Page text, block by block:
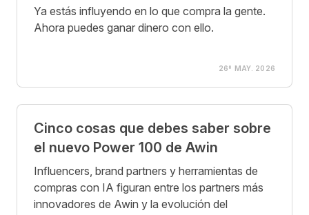
Ya estás influyendo en lo que compra la gente.
Ahora puedes ganar dinero con ello.
26º MAY. 2026
Cinco cosas que debes saber sobre
el nuevo Power 100 de Awin
Influencers, brand partners y herramientas de
compras con IA figuran entre los partners más
innovadores de Awin y la evolución del